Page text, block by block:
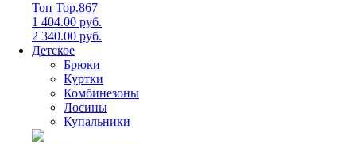
Топ Top.867
1 404.00 руб.
2 340.00 руб.
Детское
Брюки
Куртки
Комбинезоны
Лосины
Купальники